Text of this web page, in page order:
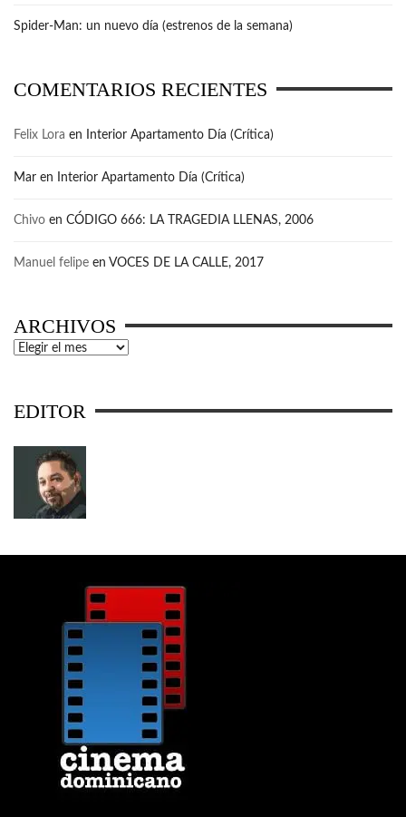
Spider-Man: un nuevo día (estrenos de la semana)
COMENTARIOS RECIENTES
Felix Lora en Interior Apartamento Día (Crítica)
Mar en Interior Apartamento Día (Crítica)
Chivo en CÓDIGO 666: LA TRAGEDIA LLENAS, 2006
Manuel felipe en VOCES DE LA CALLE, 2017
ARCHIVOS
Archivos
EDITOR